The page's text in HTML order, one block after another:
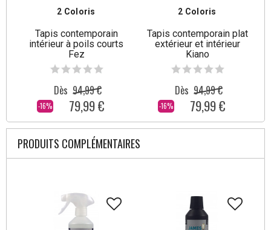
2 Coloris
Tapis contemporain
intérieur à poils courts
Fez
-16%
Dès 94,99 €
79,99 €
2 Coloris
Tapis contemporain plat
extérieur et intérieur
Kiano
-16%
Dès 94,99 €
79,99 €
PRODUITS COMPLÉMENTAIRES